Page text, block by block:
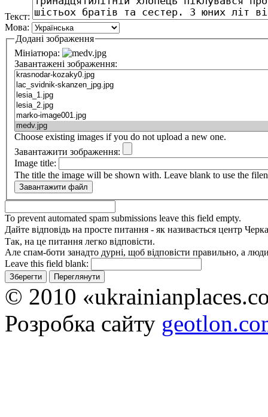
Текст:
Мова:
Додані зображення
Мініатюра:
Завантажені зображення:
Choose existing images if you do not upload a new one.
Завантажити зображення:
Image title:
The title the image will be shown with. Leave blank to use the
To prevent automated spam submissions leave this field empty.
Дайте відповідь на просте питання - як називається центр
Так, на це питання легко відповісти.
Але спам-боти занадто дурні, щоб відповісти правильно, а
Leave this field blank:
© 2010
Розробка сайту